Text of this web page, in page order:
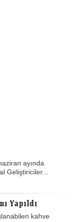
ayında
Geliştiriciler...
Yapıldı
kahve